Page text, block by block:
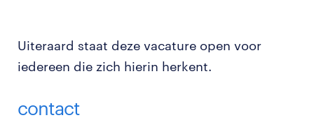
Uiteraard staat deze vacature open voor
iedereen die zich hierin herkent.
contact